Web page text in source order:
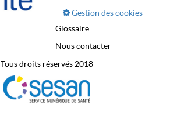
Gestion des cookies
Glossaire
Nous contacter
Tous droits réservés 2018